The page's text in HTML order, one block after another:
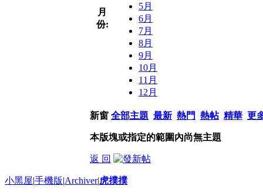
月
份:
5月
6月
7月
8月
9月
10月
11月
12月
新窗 全部主題 最新 熱門 熱帖 精華 更
本版塊或指定的範圍內尚無主題
返 回
小黑屋|手機版|Archiver|虎撲撲